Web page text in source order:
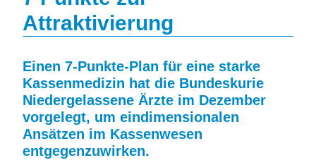
Attraktivierung
Einen 7-Punkte-Plan für eine starke
Kassenmedizin hat die Bundeskurie
Niedergelassene Ärzte im Dezember
vorgelegt, um eindimensionalen
Ansätzen im Kassenwesen
entgegenzuwirken.